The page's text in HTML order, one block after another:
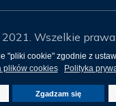
"pliki cookie" zgodnie z
plików cookies Polityka
Zgadzam się
Wszelkie prawa
i realizacja